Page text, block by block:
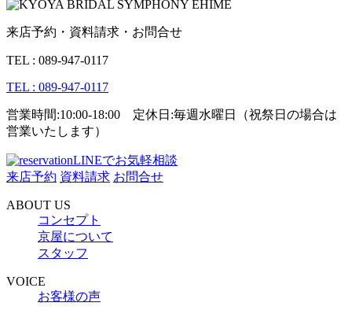
来店予約・資料請求・お問合せ
TEL : 089-947-0117
TEL : 089-947-0117
営業時間:10:00-18:00 定休日:毎週水曜日（祝祭日の場合は
営業いたします）
LINEでお気軽相談
来店予約 資料請求 お問合せ
ABOUT US
コンセプト
京屋について
スタッフ
VOICE
お客様の声